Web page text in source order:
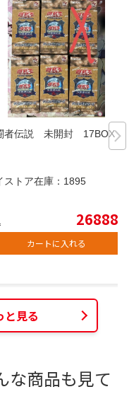
者伝説 未開封 17BOX
ストア在庫： 1895
26888
カートに入れる
と見る
な商品も見て